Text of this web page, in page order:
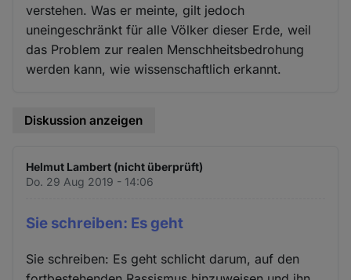
verstehen. Was er meinte, gilt jedoch
uneingeschränkt für alle Völker dieser Erde, weil
das Problem zur realen Menschheitsbedrohung
werden kann, wie wissenschaftlich erkannt.
Diskussion anzeigen
Helmut Lambert (nicht überprüft)
Do. 29 Aug 2019 - 14:06
Sie schreiben: Es geht
Sie schreiben: Es geht schlicht darum, auf den